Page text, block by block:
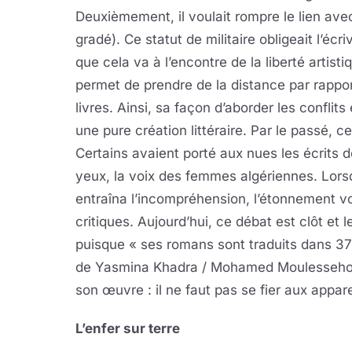
Deuxièmement, il voulait rompre le lien
gradé). Ce statut de militaire obligeait
que cela va à l’encontre de la liberté
permet de prendre de la distance par
livres. Ainsi, sa façon d’aborder les
une pure création littéraire. Par le passé,
Certains avaient porté aux nues les écrits
yeux, la voix des femmes algériennes.
entraîna l’incompréhension, l’étonnement
critiques. Aujourd’hui, ce débat est clôt et
puisque « ses romans sont traduits dans
de Yasmina Khadra / Mohamed
son œuvre : il ne faut pas se fier aux
L’enfer sur terre